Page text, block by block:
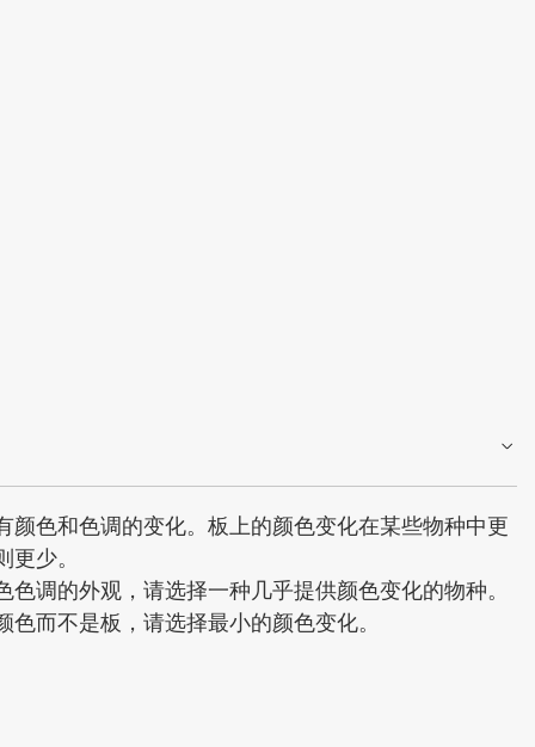
颜色和色调的变化。板上的颜色变化在某些物种中更
少。
调的外观，请选择一种几乎提供颜色变化的物种。
而不是板，请选择最小的颜色变化。